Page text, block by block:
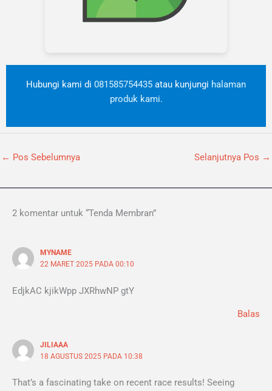
Hubungi kami di 081585754435 atau kunjungi halaman
produk kami.
← Pos Sebelumnya Selanjutnya Pos →
2 komentar untuk “Tenda Membran”
MYNAME
22 MARET 2025 PADA 00:10
EdjkAC kjikWpp JXRhwNP gtY
Balas
JILIAAA
18 AGUSTUS 2025 PADA 10:38
That’s a fascinating take on recent race results! Seeing